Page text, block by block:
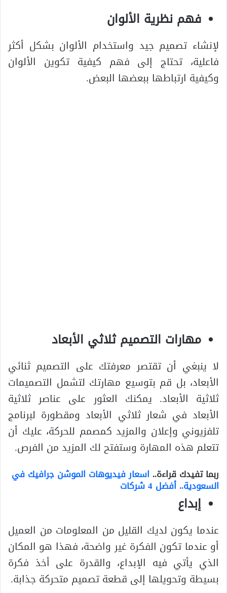
فهم نظرية الألوان
لإنشاء تصميم جيد واستخدام الألوان بشكل أكثر
فاعلية، تحتاج إلى فهم كيفية تكوين الألوان
وكيفية ارتباطها ببعضها البعض.
مهارات التصميم ثلاثي الأبعاد
لا ينبغي أن تقتصر معرفتك على التصميم ثنائي
الأبعاد، بل قم بتوسيع مهارتك لتشمل التصميمات
ثلاثية الأبعاد. يمكنك العثور على عناصر ثلاثية
الأبعاد في شعار ثلاثي الأبعاد ومقطورة لبرنامج
تلفزيوني وإعلان والمزيد كمصمم للحركة، عليك أن
تتعلم هذه المهارة وستفتح لك المزيد من الفرص.
ربما تفيدك قراءة.. اسعار فيديوهات الموشن جرافيك في
السعودية.. أفضل 4 شركات
إبداع
عندما يكون لديك القليل من المعلومات من العميل
أو عندما تكون الفكرة غير واضحة، فهذا هو المكان
الذي يأتي فيه الإبداع، والقدرة على أخذ فكرة
بسيطة وتحويلها إلى قطعة تصميم متحركة جذابة.